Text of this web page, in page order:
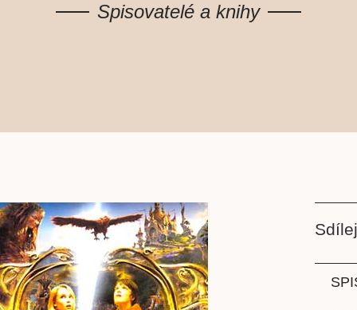
Spisovatelé a knihy